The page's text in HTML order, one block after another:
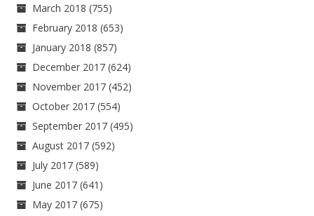
March 2018 (755)
February 2018 (653)
January 2018 (857)
December 2017 (624)
November 2017 (452)
October 2017 (554)
September 2017 (495)
August 2017 (592)
July 2017 (589)
June 2017 (641)
May 2017 (675)